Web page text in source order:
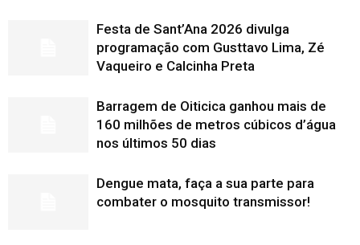
Festa de Sant’Ana 2026 divulga
programação com Gusttavo Lima, Zé
Vaqueiro e Calcinha Preta
Barragem de Oiticica ganhou mais de
160 milhões de metros cúbicos d’água
nos últimos 50 dias
Dengue mata, faça a sua parte para
combater o mosquito transmissor!